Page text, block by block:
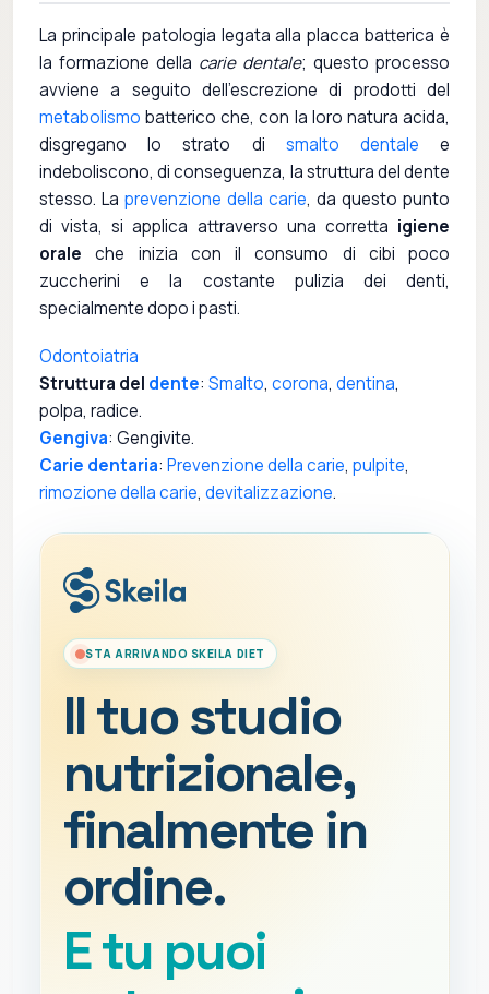
La principale patologia legata alla placca batterica è
la formazione della carie dentale; questo processo
avviene a seguito dell'escrezione di prodotti del
metabolismo batterico che, con la loro natura acida,
disgregano lo strato di smalto dentale e
indeboliscono, di conseguenza, la struttura del dente
stesso. La prevenzione della carie, da questo punto
di vista, si applica attraverso una corretta igiene
orale che inizia con il consumo di cibi poco
zuccherini e la costante pulizia dei denti,
specialmente dopo i pasti.
Odontoiatria
Struttura del dente: Smalto, corona, dentina,
polpa, radice.
Gengiva: Gengivite.
Carie dentaria: Prevenzione della carie, pulpite,
rimozione della carie, devitalizzazione.
STA ARRIVANDO SKEILA DIET
Il tuo studio
nutrizionale,
finalmente in
ordine.
E tu puoi